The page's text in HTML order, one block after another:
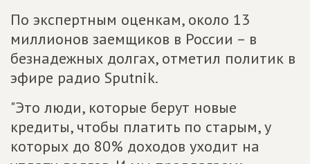
По экспертным оценкам, около 13
миллионов заемщиков в России – в
безнадежных долгах, отметил политик в
эфире радио Sputnik.
"Это люди, которые берут новые
кредиты, чтобы платить по старым, у
которых до 80% доходов уходит на